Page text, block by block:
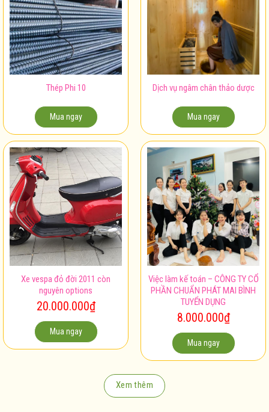
Thép Phi 10
Mua ngay
Dịch vụ ngâm chân thảo dược
Mua ngay
Xe vespa đỏ đời 2011 còn
nguyên options
20.000.000₫
Mua ngay
Việc làm kế toán – CÔNG TY CỔ
PHẦN CHUẨN PHÁT MAI BÌNH
TUYỂN DỤNG
8.000.000₫
Mua ngay
Xem thêm